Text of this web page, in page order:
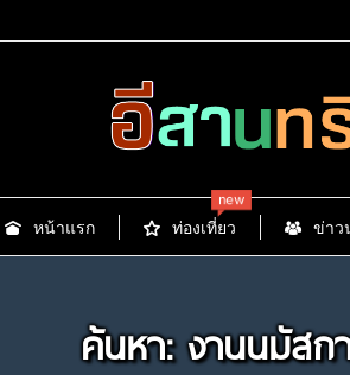
หน้าแรก ท่องเที่ยว
new
ข่าว
ค้นหา: งานนมัสก